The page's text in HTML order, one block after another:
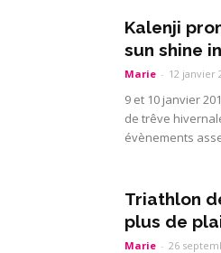
Kalenji
sun shine
Marie - 12 janvier
9 et 10 janvier
de trêve
évènements
Triathlon
plus de
Marie - 26